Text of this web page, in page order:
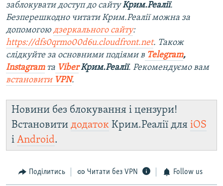
заблокувати доступ до сайтуКрим.Реалії.
Безперешкодно читати Крим.Реалії можна за
допомогою дзеркального сайту:
https://dfs0qrmo00d6u.cloudfront.net. Також
слідкуйте за основними подіями в Telegram,
Instagramта ViberКрим.Реалії. Рекомендуємо вам
встановити VPN.
Новини без блокування і цензури!
Встановити додаток Крим.Реалії для iOS
і Android.
Поділитись Читати без VPN Follow us